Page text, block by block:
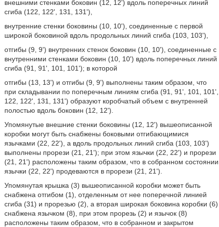
внешними стенками боковин (12, 12') вдоль поперечных линий
сгиба (122, 122', 131, 131'),
внутренние стенки боковины (10, 10'), соединенные с первой
широкой боковиной вдоль продольных линий сгиба (103, 103'),
отгибы (9, 9') внутренних стенок боковин (10, 10'), соединенные с
внутренними стенками боковин (10, 10') вдоль поперечных линий
сгиба (91, 91', 101, 101'); в которой
отгибы (13, 13') и отгибы (9, 9') выполнены таким образом, что
при складывании по поперечным линиям сгиба (91, 91', 101, 101',
122, 122', 131, 131') образуют коробчатый объем с внутренней
полостью вдоль боковин (12, 12').
Упомянутые внешние стенки боковины (12, 12') вышеописанной
коробки могут быть снабжены боковыми отгибающимися
язычками (22, 22'), а вдоль продольных линий сгиба (103, 103')
выполнены прорези (21, 21'); при этом язычки (22, 22') и прорези
(21, 21') расположены таким образом, что в собранном состоянии
язычки (22, 22') продеваются в прорези (21, 21').
Упомянутая крышка (3) вышеописанной коробки может быть
снабжена отгибом (1), отделенным от нее поперечной линией
сгиба (31) и прорезью (2), а вторая широкая боковина коробки (6)
снабжена язычком (8), при этом прорезь (2) и язычок (8)
расположены таким образом, что в собранном и закрытом